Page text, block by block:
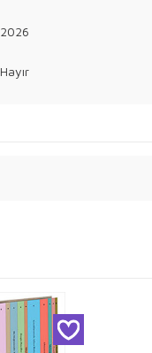
2026
Hayır